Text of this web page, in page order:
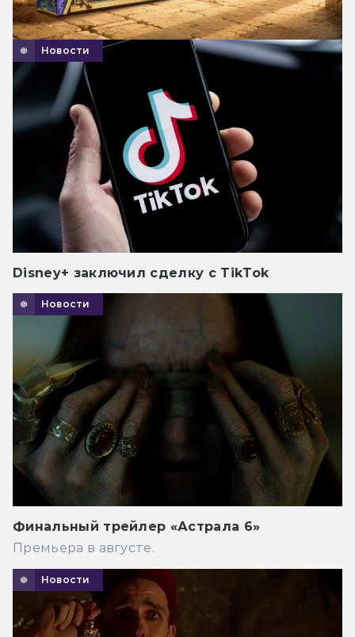
Новости
Disney+ заключил сделку с TikTok
Новости
Финальный трейлер «Астрала 6»
Премьера в августе.
Новости